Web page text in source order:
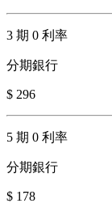
3 期 0 利率
分期銀行
$ 296
5 期 0 利率
分期銀行
$ 178